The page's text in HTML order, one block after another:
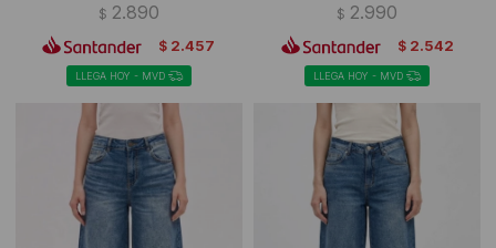
$ 2.890
$ 2.457
LLEGA HOY - MVD
$ 2.990
$ 2.542
LLEGA HOY - MVD